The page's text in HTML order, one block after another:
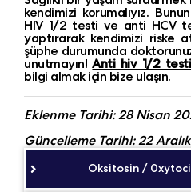
kendimizi korumalıyız.
HIV 1/2 testi ve anti HCV
yaptırarak kendimizi riske
şüphe durumunda
unutmayın!Anti hiv 1/2
bilgi almak için bize ulaşın.
Eklenme Tarihi: 28 Nisan
Güncelleme Tarihi: 22
Oksitosin /